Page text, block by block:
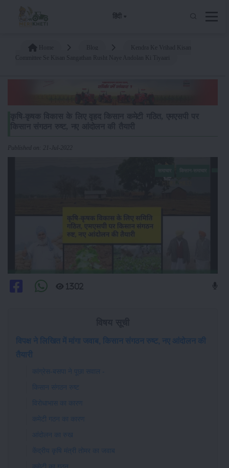
हिंदी
Published on: 21-Jul-2022
1302
विपक्ष ने लिखित में मांगा जवाब, किसान संगठन रुष्ट, नए आंदोलन की
तैयारी
कांग्रेस-बसपा ने पूछा सवाल -
किसान संगठन रुष्ट
विरोधाभास का कारण
कमेटी गठन का कारण
आंदोलन का रुख
केंद्रीय कृषि मंत्री तोमर का जवाब